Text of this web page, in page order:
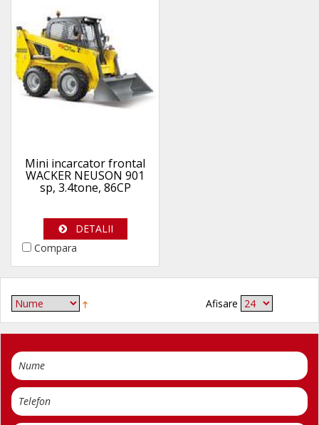
Mini incarcator frontal
WACKER NEUSON 901
sp, 3.4tone, 86CP
DETALII
Compara
Afisare